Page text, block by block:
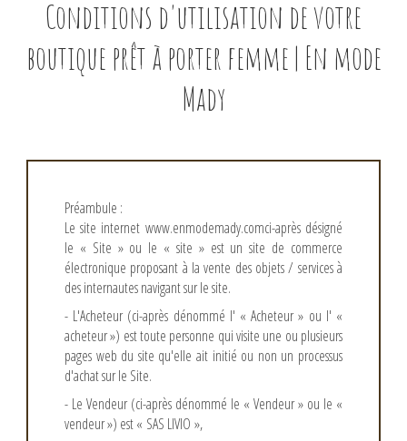
Conditions d'utilisation de votre
boutique prêt à porter femme | En mode
Mady
Préambule :
Le site internet www.enmodemady.comci-après désigné
le « Site » ou le « site » est un site de commerce
électronique proposant à la vente des objets / services à
des internautes navigant sur le site.
- L'Acheteur (ci-après dénommé l' « Acheteur » ou l' «
acheteur ») est toute personne qui visite une ou plusieurs
pages web du site qu'elle ait initié ou non un processus
d'achat sur le Site.
- Le Vendeur (ci-après dénommé le « Vendeur » ou le «
vendeur ») est « SAS LIVIO »,